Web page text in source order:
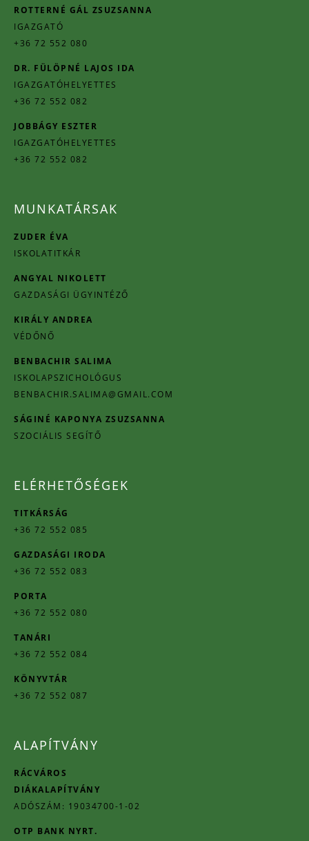
ROTTERNÉ GÁL ZSUZSANNA
IGAZGATÓ
+36 72 552 080
DR. FÜLÖPNÉ LAJOS IDA
IGAZGATÓHELYETTES
+36 72 552 082
JOBBÁGY ESZTER
IGAZGATÓHELYETTES
+36 72 552 082
MUNKATÁRSAK
ZUDER ÉVA
ISKOLATITKÁR
ANGYAL NIKOLETT
GAZDASÁGI ÜGYINTÉZŐ
KIRÁLY ANDREA
VÉDŐNŐ
BENBACHIR SALIMA
ISKOLAPSZICHOLÓGUS
BENBACHIR.SALIMA@GMAIL.COM
SÁGINÉ KAPONYA ZSUZSANNA
SZOCIÁLIS SEGÍTŐ
ELÉRHETŐSÉGEK
TITKÁRSÁG
+36 72 552 085
GAZDASÁGI IRODA
+36 72 552 083
PORTA
+36 72 552 080
TANÁRI
+36 72 552 084
KÖNYVTÁR
+36 72 552 087
ALAPÍTVÁNY
RÁCVÁROS
DIÁKALAPÍTVÁNY
ADÓSZÁM: 19034700-1-02
OTP BANK NYRT.